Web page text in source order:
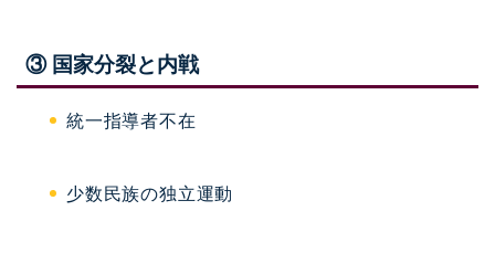
③ 国家分裂と内戦
統一指導者不在
少数民族の独立運動